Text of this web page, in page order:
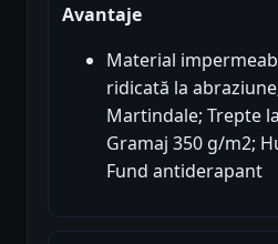
Avantaje
Material
ridicată la
Martindale; Trepte
Gramaj 350 g/m2;
Fund antiderapant